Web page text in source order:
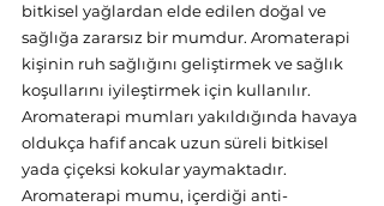
bitkisel yağlardan elde edilen doğal ve
sağlığa zararsız bir mumdur. Aromaterapi
kişinin ruh sağlığını geliştirmek ve sağlık
koşullarını iyileştirmek için kullanılır.
Aromaterapi mumları yakıldığında havaya
oldukça hafif ancak uzun süreli bitkisel
yada çiçeksi kokular yaymaktadır.
Aromaterapi mumu, içerdiği anti-